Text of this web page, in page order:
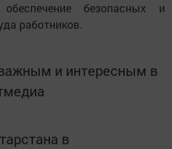
безопасных и
работников.
и интересным в
в